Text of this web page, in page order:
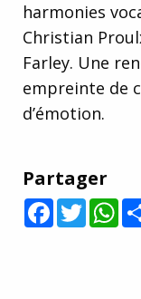
harmonies
Christian
Farley. Une
empreinte de
d’émotion.
Partager
Facebook